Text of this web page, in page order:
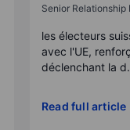
Senior Relationship
les électeurs
avec l'UE,
déclenchant la
Read full article